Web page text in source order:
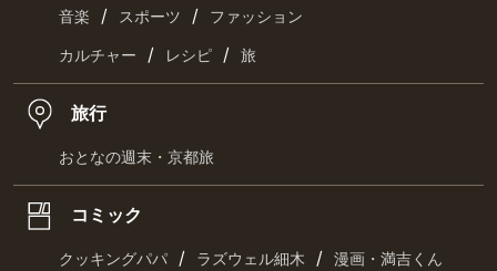
音楽 / スポーツ / ファッション
カルチャー / レシピ / 旅
旅行
おとなの週末・京都旅
コミック
クッキングパパ / ラズウェル細木 / 漫画・満吉くん